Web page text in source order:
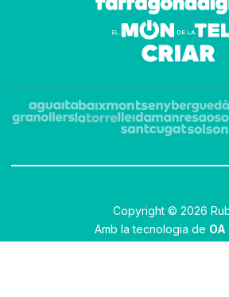
Copyright © 2026
Amb la tecnologia de